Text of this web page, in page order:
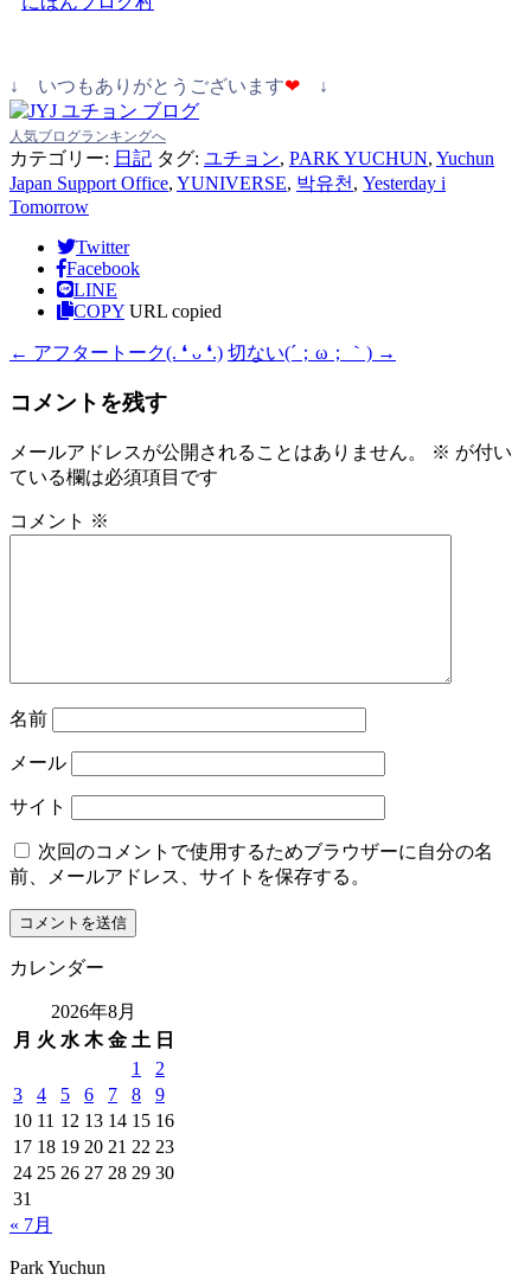
↓ いつもありがとうございます❤ ↓
人気ブログランキングへ
カテゴリー: 日記 タグ: ユチョン, PARK YUCHUN, Yuchun
Japan Support Office, YUNIVERSE, 박유천 , Yesterday i
Tomorrow
Twitter
Facebook
LINE
COPY URL copied
← アフタートーク(⁠.⁠ ⁠❛⁠ ⁠ᴗ⁠ ⁠❛⁠.⁠) 切ない(´；ω；｀) →
コメントを残す
メールアドレスが公開されることはありません。 ※ が付い
ている欄は必須項目です
コメント ※
名前
メール
サイト
次回のコメントで使用するためブラウザーに自分の名
前、メールアドレス、サイトを保存する。
カレンダー
2026年8月
月 火 水 木 金 土 日
1
2
3
4 5 6 7 8
9
10 11 12 13 14 15 16
17 18 19 20 21 22 23
24 25 26 27 28 29 30
31
« 7月
Park Yuchun